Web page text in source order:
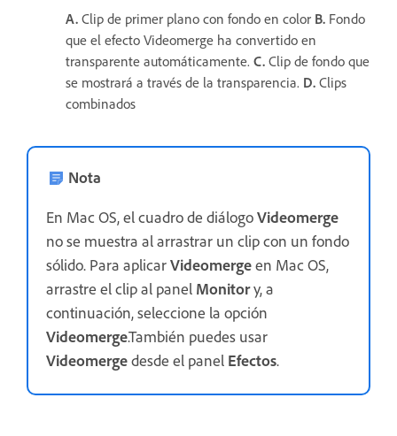
A. Clip de primer plano con fondo en color B. Fondo
que el efecto Videomerge ha convertido en
transparente automáticamente. C. Clip de fondo que
se mostrará a través de la transparencia. D. Clips
combinados
Nota
En Mac OS, el cuadro de diálogoVideomerge
no se muestra al arrastrar un clip con un fondo
sólido. Para aplicarVideomergeen Mac OS,
arrastre el clip al panel Monitory, a
continuación, seleccione la opción
Videomerge.También puedes usar
Videomergedesde el panel Efectos.